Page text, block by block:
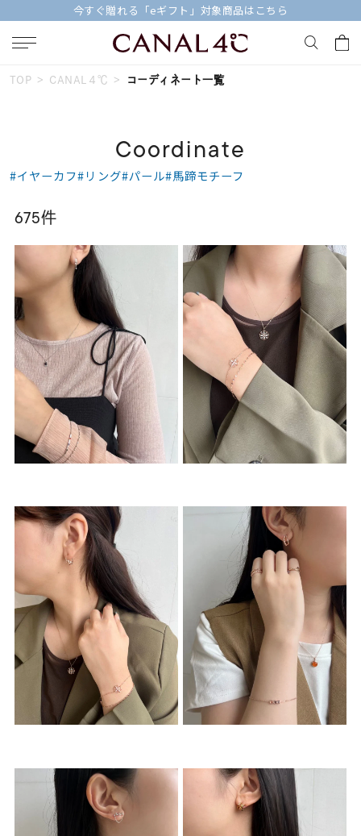
今すぐ贈れる「eギフト」対象商品はこちら
キーワードで検索する
人気検索キーワード
#エタニティ
ブランド Canal４℃
カテゴリー すべてのジュエリー
素材
カラー
モチーフ
石の色
ファッションテイス
ト
着用シーン
コレクション
レディース
TOP CANAL４℃ コーディネート一覧
Coordinate
#イヤーカフ#リング#パール#馬蹄モチーフ
675件